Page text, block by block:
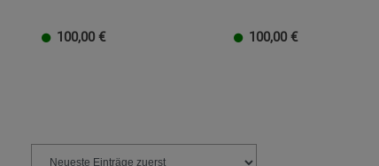
100,00 € 100,00 €